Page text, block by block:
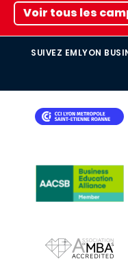
Voir tous les
SUIVEZ EMLYON
IMAGE
IMAGE